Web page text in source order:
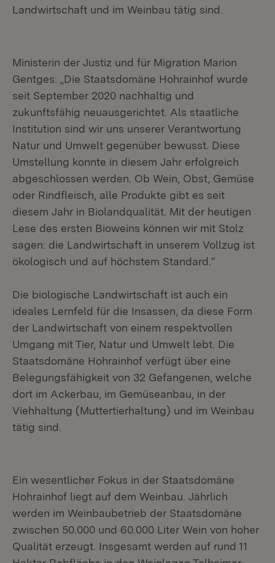
Landwirtschaft und im Weinbau tätig sind.
Ministerin der Justiz und für Migration Marion
Gentges: „Die Staatsdomäne Hohrainhof wurde
seit September 2020 nachhaltig und
zukunftsfähig neuausgerichtet. Als staatliche
Institution sind wir uns unserer Verantwortung
Natur und Umwelt gegenüber bewusst. Diese
Umstellung konnte in diesem Jahr erfolgreich
abgeschlossen werden. Ob Wein, Obst, Gemüse
oder Rindfleisch, alle Produkte gibt es seit
diesem Jahr in Biolandqualität. Mit der heutigen
Lese des ersten Bioweins können wir mit Stolz
sagen: die Landwirtschaft in unserem Vollzug ist
ökologisch und auf höchstem Standard.“
Die biologische Landwirtschaft ist auch ein
ideales Lernfeld für die Insassen, da diese Form
der Landwirtschaft von einem respektvollen
Umgang mit Tier, Natur und Umwelt lebt. Die
Staatsdomäne Hohrainhof verfügt über eine
Belegungsfähigkeit von 32 Gefangenen, welche
dort im Ackerbau, im Gemüseanbau, in der
Viehhaltung (Muttertierhaltung) und im Weinbau
tätig sind.
Ein wesentlicher Fokus in der Staatsdomäne
Hohrainhof liegt auf dem Weinbau. Jährlich
werden im Weinbaubetrieb der Staatsdomäne
zwischen 50.000 und 60.000 Liter Wein von hoher
Qualität erzeugt. Insgesamt werden auf rund 11